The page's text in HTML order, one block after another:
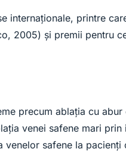
printre
2005) și premii pentru
precum ablația cu
venei safene mari
safene la pacienți